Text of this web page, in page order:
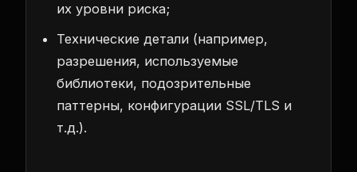
их уровни риска;
Технические детали (например,
разрешения, используемые
библиотеки, подозрительные
паттерны, конфигурации SSL/TLS и
т.д.).